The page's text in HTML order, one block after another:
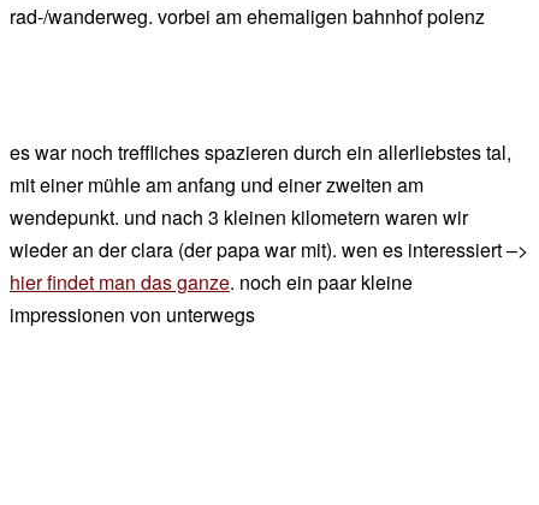
rad-/wanderweg. vorbei am ehemaligen bahnhof polenz
es war noch treffliches spazieren durch ein allerliebstes tal,
mit einer mühle am anfang und einer zweiten am
wendepunkt. und nach 3 kleinen kilometern waren wir
wieder an der clara (der papa war mit). wen es interessiert –>
hier findet man das ganze. noch ein paar kleine
impressionen von unterwegs